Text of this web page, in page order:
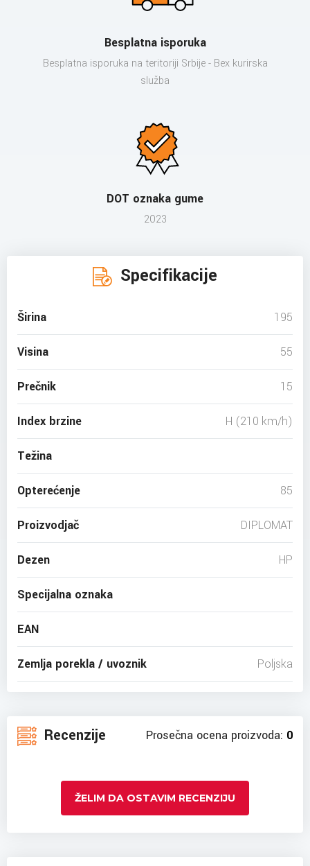
Besplatna isporuka
Besplatna isporuka na teritoriji Srbije - Bex kurirska
služba
DOT oznaka gume
2023
Specifikacije
Širina 195
Visina 55
Prečnik 15
Index brzine H (210 km/h)
Težina
Opterećenje 85
Proizvodjač DIPLOMAT
Dezen HP
Specijalna oznaka
EAN
Zemlja porekla / uvoznik Poljska
Recenzije Prosečna ocena proizvoda: 0
ŽELIM DA OSTAVIM RECENZIJU